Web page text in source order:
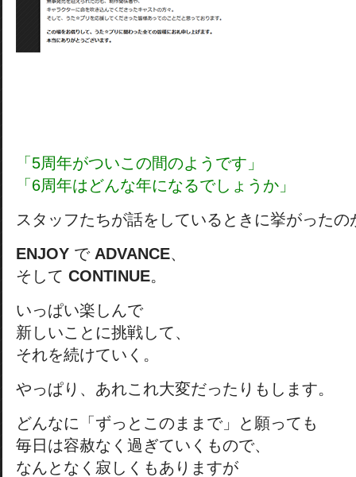
「5周年がついこの間のようです」
「6周年はどんな年になるでしょうか」
スタッフたちが話をしているときに挙がったの
ENJOY で ADVANCE、
そして CONTINUE。
いっぱい楽しんで
新しいことに挑戦して、
それを続けていく。
やっぱり、あれこれ大変だったりもします。
どんなに「ずっとこのままで」と願っても
毎日は容赦なく過ぎていくもので、
なんとなく寂しくもありますが